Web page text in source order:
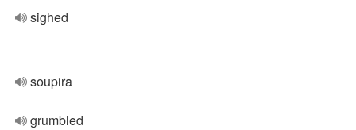
sighed
soupira
grumbled